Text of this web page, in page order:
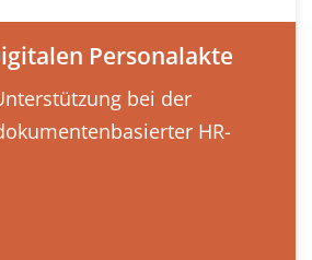
Personalakte
bei der
HR-